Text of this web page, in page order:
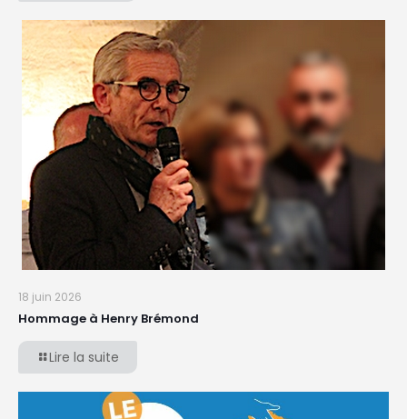
18 juin 2026
Hommage à Henry Brémond
Lire la suite